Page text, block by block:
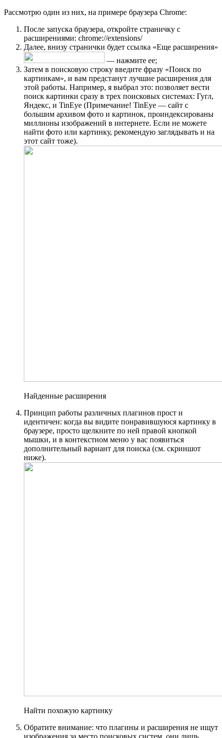
Рассмотрю один из них, на примере браузера Chrome:
После запуска браузера, откройте страничку с
расширениями: chrome://extensions/
Далее, внизу странички будет ссылка «Еще расширения»
— нажмите ее;
Затем в поисковую строку введите фразу «Поиск по
картинкам», и вам предстанут лучшие расширения для
этой работы. Например, я выбрал это: позволяет вести
поиск картинки сразу в трех поисковых системах: Гугл,
Яндекс, и TinEye (Примечание! TinEye — сайт с
большим архивом фото и картинок, проиндексированы
миллионы изображений в интернете. Если не можете
найти фото или картинку, рекомендую заглядывать и на
этот сайт тоже).
Найденные расширения
Принцип работы различных плагинов прост и
идентичен: когда вы видите понравившуюся картинку в
браузере, просто щелкните по ней правой кнопкой
мышки, и в контекстном меню у вас появиться
дополнительный вариант для поиска (см. скриншот
ниже).
Найти похожую картинку
Обратите внимание: что плагины и расширения не ищут
изображения за место поисковых систем, они лишь